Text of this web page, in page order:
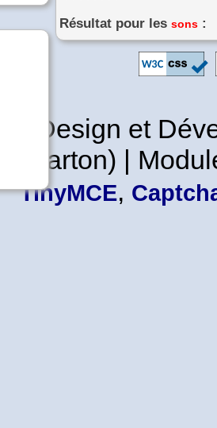
Résultat pour les sons :
| Design et
Carton) |
TinyMCE,